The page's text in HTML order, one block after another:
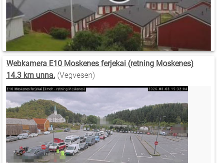
Webkamera E10 Moskenes ferjekai (retning Moskenes)
14.3 km unna. (Vegvesen)